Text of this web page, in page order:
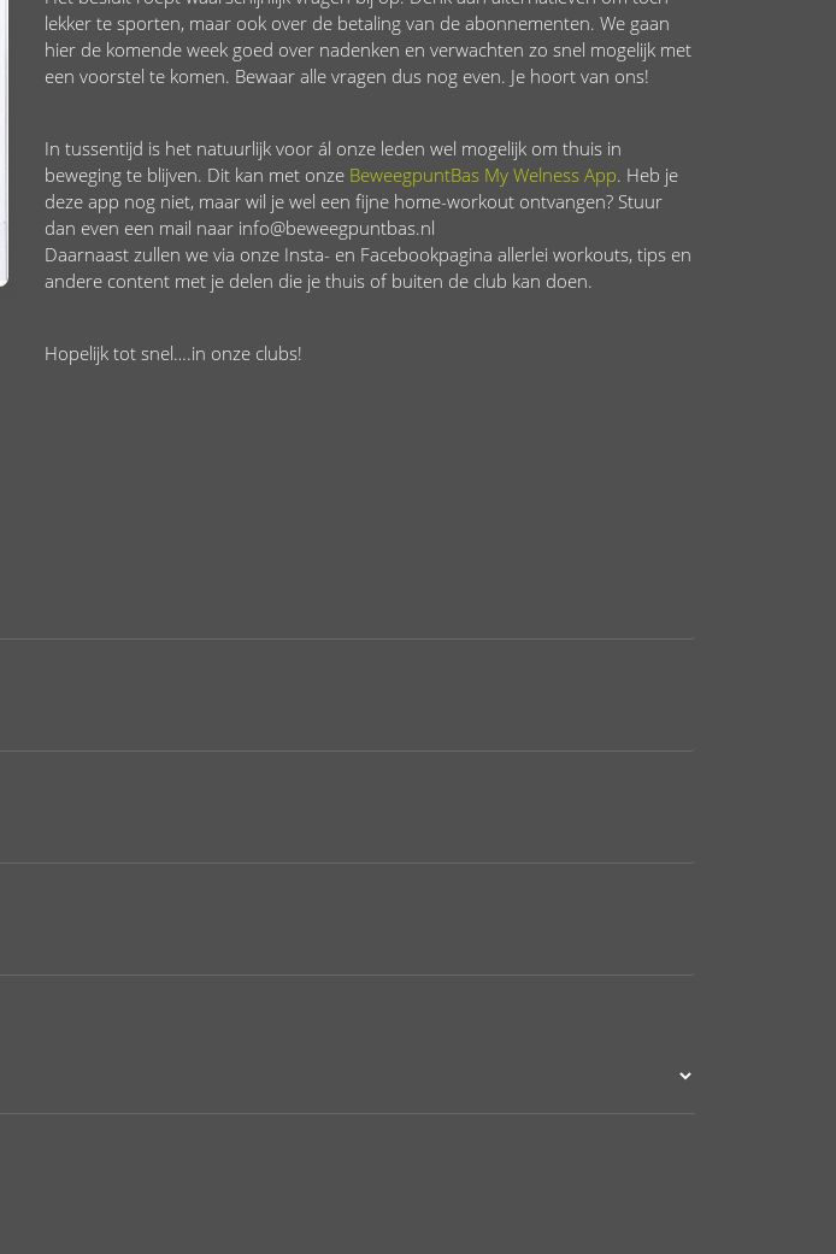
lekker te sporten, maar ook over de betaling van de abonnementen. We gaan
hier de komende week goed over nadenken en verwachten zo snel mogelijk met
een voorstel te komen. Bewaar alle vragen dus nog even. Je hoort van ons!
In tussentijd is het natuurlijk voor ál onze leden wel mogelijk om thuis in
beweging te blijven. Dit kan met onze BeweegpuntBas My Welness App. Heb je
deze app nog niet, maar wil je wel een fijne home-workout ontvangen? Stuur
dan even een mail naar info@beweegpuntbas.nl
Daarnaast zullen we via onze Insta- en Facebookpagina allerlei workouts, tips en
andere content met je delen die je thuis of buiten de club kan doen.
Hopelijk tot snel….in onze clubs!